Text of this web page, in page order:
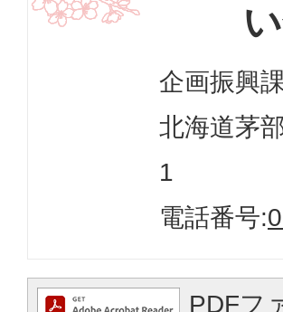
企画振興課
北海道茅
1
電話番号:
PDFフ